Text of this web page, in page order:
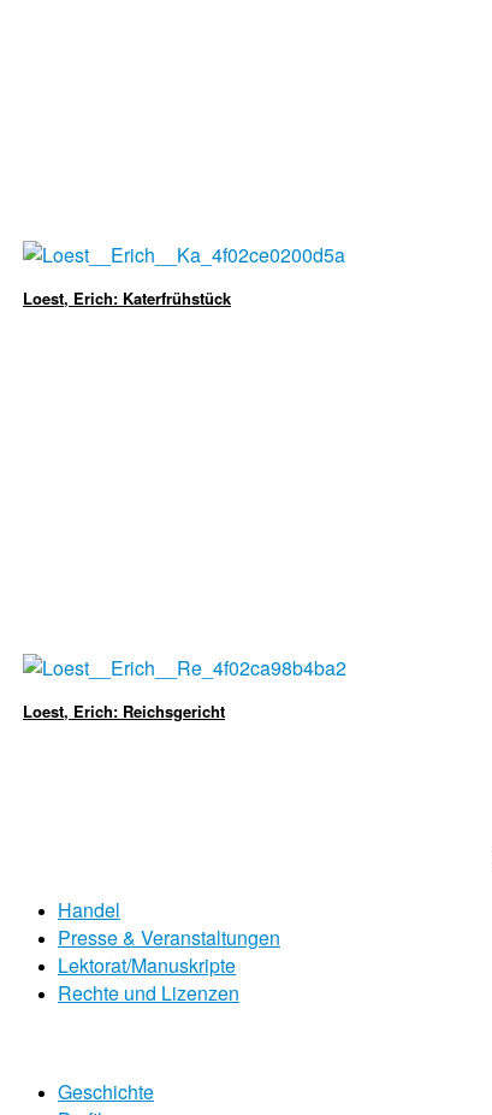
Loest, Erich: Katerfrühstück
Loest, Erich: Reichsgericht
Handel
Presse & Veranstaltungen
Lektorat/Manuskripte
Rechte und Lizenzen
Geschichte